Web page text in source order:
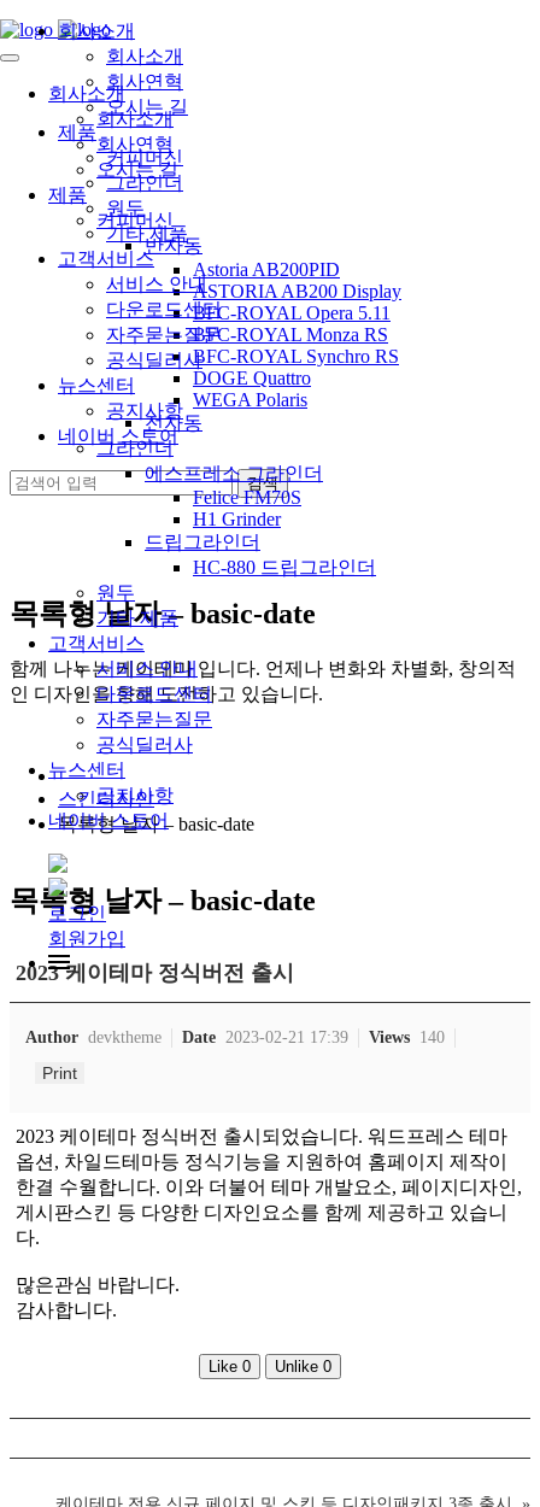
회사소개
회사소개
회사연혁
오시는 길
제품
커피머신
반자동
Astoria AB200PID
ASTORIA AB200 Display
BFC-ROYAL Opera 5.11
BFC-ROYAL Monza RS
BFC-ROYAL Synchro RS
DOGE Quattro
WEGA Polaris
전자동
그라인더
에스프레소 그라인더
Felice FM70S
H1 Grinder
드립그라인더
HC-880 드립그라인더
원두
기타 제품
고객서비스
서비스 안내
다운로드센터
자주묻는질문
공식딜러사
뉴스센터
공지사항
네이버 스토어
로그인
회원가입
회사소개
회사소개
회사연혁
오시는 길
제품
커피머신
그라인더
원두
기타 제품
고객서비스
서비스 안내
다운로드센터
자주묻는질문
공식딜러사
뉴스센터
공지사항
네이버 스토어
목록형 날자 – basic-date
함께 나누는 케이테마 입니다. 언제나 변화와 차별화, 창의적
인 디자인을 향해 도전하고 있습니다.
스킨디자인
목록형 날자 – basic-date
목록형 날자 – basic-date
2023 케이테마 정식버전 출시
Author devktheme Date 2023-02-21 17:39 Views 140
Print
2023 케이테마 정식버전 출시되었습니다. 워드프레스 테마
옵션, 차일드테마등 정식기능을 지원하여 홈페이지 제작이
한결 수월합니다. 이와 더불어 테마 개발요소, 페이지디자인,
게시판스킨 등 다양한 디자인요소를 함께 제공하고 있습니
다.
많은관심 바랍니다.
감사합니다.
Like 0 Unlike 0